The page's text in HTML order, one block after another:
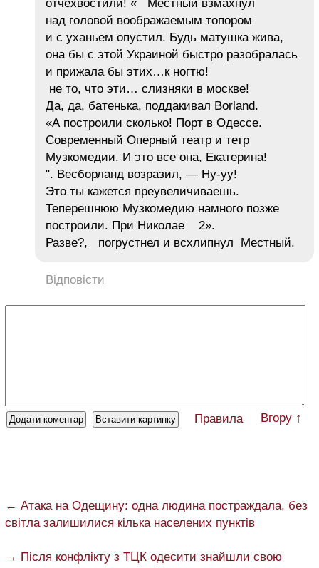
отчехвостили! « Местный взмахнул
над головой воображаемым топором
и с уханьем опустил. Будь матушка жива,
она бы с этой Украиной быстро разобралась
и прижала бы этих…к ногтю!
не то, что эти… слизняки в москве!
Да, да, батенька, поддакивал Borland.
«А построили сколько! Порт в Одессе.
Современный Оперный театр и тетр
Музкомедии. И это все она, Екатерина!
". Весборланд возразил, — Ну-уу!
Это ты кажется преувеличиваешь.
Теперешнюю Музкомедию намного позже
построили. При Николае 2».
Разве?, погрустнел и всхлипнул Местный.
Відповісти
Правила Вгору ↑
← Атака на Одещину: одна людина постраждала, без
світла залишилися кілька населених пунктів
→ Після конфлікту з ТЦК одесити знайшли свою